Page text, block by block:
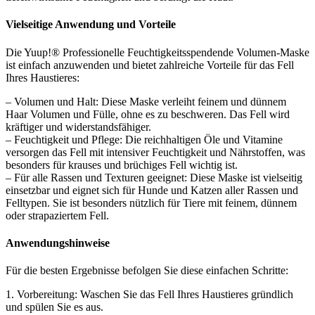
Vielseitige Anwendung und Vorteile
Die Yuup!® Professionelle Feuchtigkeitsspendende Volumen-Maske
ist einfach anzuwenden und bietet zahlreiche Vorteile für das Fell
Ihres Haustieres:
– Volumen und Halt: Diese Maske verleiht feinem und dünnem
Haar Volumen und Fülle, ohne es zu beschweren. Das Fell wird
kräftiger und widerstandsfähiger.
– Feuchtigkeit und Pflege: Die reichhaltigen Öle und Vitamine
versorgen das Fell mit intensiver Feuchtigkeit und Nährstoffen, was
besonders für krauses und brüchiges Fell wichtig ist.
– Für alle Rassen und Texturen geeignet: Diese Maske ist vielseitig
einsetzbar und eignet sich für Hunde und Katzen aller Rassen und
Felltypen. Sie ist besonders nützlich für Tiere mit feinem, dünnem
oder strapaziertem Fell.
Anwendungshinweise
Für die besten Ergebnisse befolgen Sie diese einfachen Schritte:
1. Vorbereitung: Waschen Sie das Fell Ihres Haustieres gründlich
und spülen Sie es aus.